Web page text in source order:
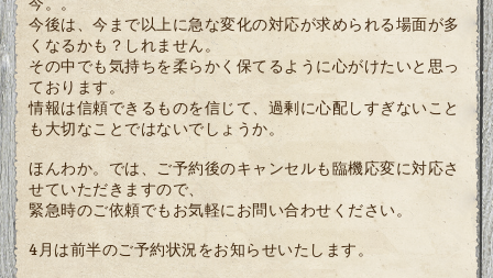
今後は、今まで以上に急な変化の対応が求められる場面が多
くなるかも？しれません。
その中でも気持ちを柔らかく保てるように心がけたいと思っ
ております。
情報は信頼できるものを信じて、過剰に心配しすぎないこと
も大切なことではないでしょうか。
ほんわか。では、ご予約後のキャンセルも臨機応変に対応さ
せていただきますので、
緊急時のご依頼でもお気軽にお問い合わせください。
4月は前半のご予約状況をお知らせいたします。